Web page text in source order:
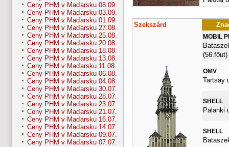
Ceny PHM v Maďarsku 08.09.
Ceny PHM v Maďarsku 03.09.
Ceny PHM v Maďarsku 01.09.
Ceny PHM v Maďarsku 27.08.
Ceny PHM v Maďarsku 25.08.
Ceny PHM v Maďarsku 20.08.
Ceny PHM v Maďarsku 18.08.
Ceny PHM v Maďarsku 13.08.
Ceny PHM v Maďarsku 11.08.
Ceny PHM v Maďarsku 06.08.
Ceny PHM v Maďarsku 04.08.
Ceny PHM v Maďarsku 30.07.
Ceny PHM v Maďarsku 28.07.
Ceny PHM v Maďarsku 23.07.
Ceny PHM v Maďarsku 21.07.
Ceny PHM v Maďarsku 16.07.
Ceny PHM v Maďarsku 14.07.
Ceny PHM v Maďarsku 09.07.
Ceny PHM v Maďarsku 07.07.
Szekszárd
MOBIL
(56.főut)
OMV
Tartsay
SHELL
Palanki
SHELL